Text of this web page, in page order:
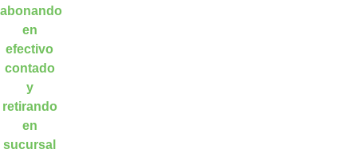
abonando
en
efectivo
contado
y
retirando
en
sucursal